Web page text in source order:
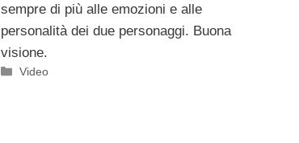
sempre di più alle emozioni e alle
personalità dei due personaggi. Buona
visione.
Categorie
Video